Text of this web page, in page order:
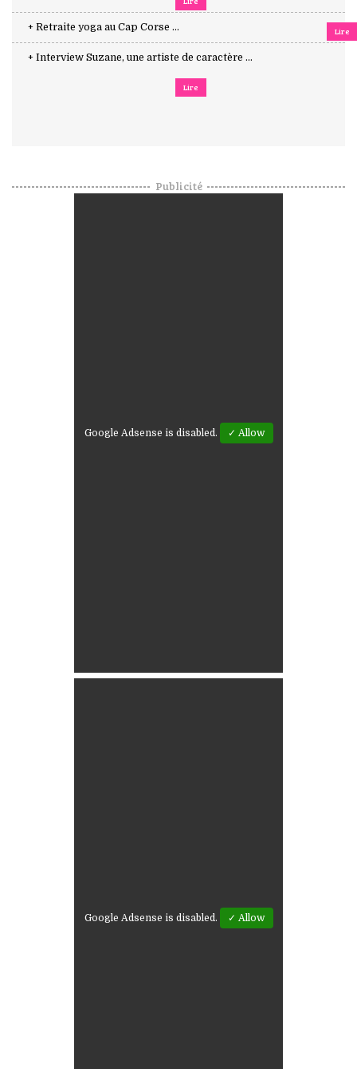
+ Retraite yoga au Cap Corse ... Lire
+ Interview Suzane, une artiste de caractère ...
Lire
Publicité
Google Adsense is disabled. ✓ Allow
Google Adsense is disabled. ✓ Allow